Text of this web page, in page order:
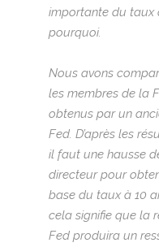
importante du taux
pourquoi.
Nous avons
les membres de la
obtenus par un
Fed. D’après les
il faut une hausse
directeur pour
base du taux à 10
cela signifie que la
Fed produira un